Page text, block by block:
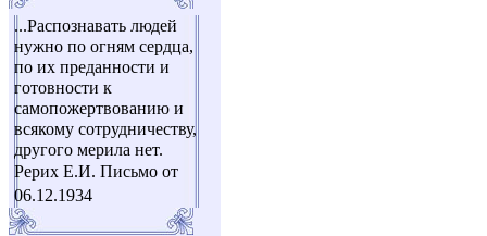
...Распознавать людей
нужно по огням сердца,
по их преданности и
готовности к
самопожертвованию и
всякому сотрудничеству,
другого мерила нет.
Рерих Е.И. Письмо от
06.12.1934